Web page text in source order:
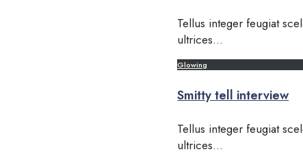
Tellus integer feugiat
ultrices...
Glowing
Smitty tell interview
Tellus integer feugiat
ultrices...